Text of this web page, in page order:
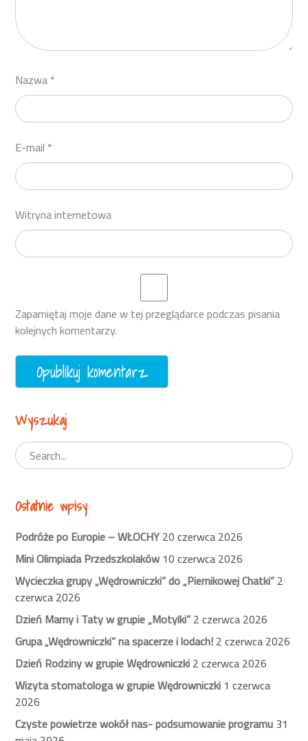
Nazwa *
E-mail *
Witryna internetowa
Zapamiętaj moje dane w tej przeglądarce podczas pisania
kolejnych komentarzy.
Wyszukaj
Ostatnie wpisy
Podróże po Europie – WŁOCHY20 czerwca 2026
Mini Olimpiada Przedszkolaków10 czerwca 2026
Wycieczka grupy „Wędrowniczki” do „Piernikowej Chatki” 2
czerwca 2026
Dzień Mamy i Taty w grupie „Motylki” 2 czerwca 2026
Grupa „Wędrowniczki” na spacerze i lodach! 2 czerwca 2026
Dzień Rodziny w grupie Wędrowniczki 2 czerwca 2026
Wizyta stomatologa w grupie Wędrowniczki 1 czerwca
2026
Czyste powietrze wokół nas- podsumowanie programu 31